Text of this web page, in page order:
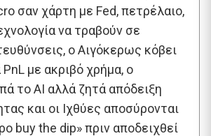
σαν χάρτη με Fed, πετρέλαιο,
να τραβούν σε
ο Αιγόκερως κόβει
PnL με ακριβό χρήμα, ο
το AI αλλά ζητά απόδειξη
και οι Ιχθύες αποσύρονται
buy the dip» πριν αποδειχθεί